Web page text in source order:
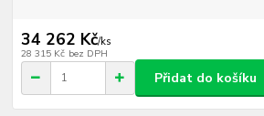
34 262 Kč/ks
28 315 Kč bez DPH
Přidat do košíku